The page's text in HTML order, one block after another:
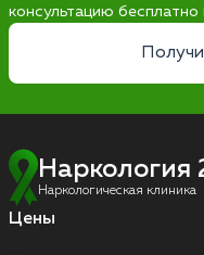
консультацию бесплатно
Наркология
Наркологическая клиника
Цены